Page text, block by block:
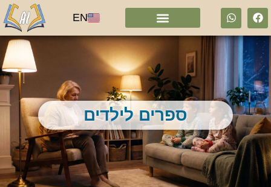
EN
ספרים לילדים